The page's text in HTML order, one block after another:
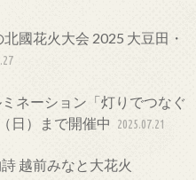
國花火大会 2025 大豆田・
ネーション「灯りでつなぐ
日）まで開催中
2025.07.21
越前みなと大花火